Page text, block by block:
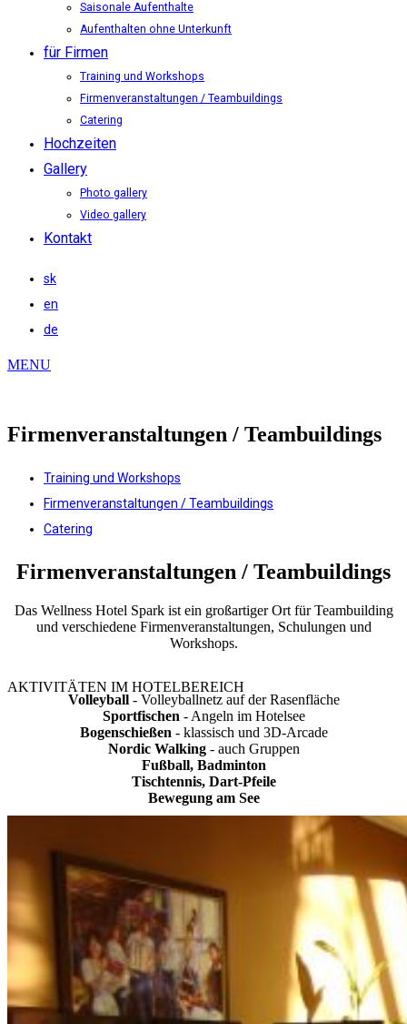
Saisonale Aufenthalte
Aufenthalten ohne Unterkunft
für Firmen
Training und Workshops
Firmenveranstaltungen / Teambuildings
Catering
Hochzeiten
Gallery
Photo gallery
Video gallery
Kontakt
sk
en
de
MENU
Firmenveranstaltungen / Teambuildings
Training und Workshops
Firmenveranstaltungen / Teambuildings
Catering
Firmenveranstaltungen / Teambuildings
Das Wellness Hotel Spark ist ein großartiger Ort für Teambuilding
und verschiedene Firmenveranstaltungen, Schulungen und
Workshops.
AKTIVITÄTEN IM HOTELBEREICH
Volleyball- Volleyballnetz auf der Rasenfläche
Sportfischen - Angeln im Hotelsee
Bogenschießen - klassisch und 3D-Arcade
Nordic Walking- auch Gruppen
Fußball, Badminton
Tischtennis, Dart-Pfeile
Bewegung am See